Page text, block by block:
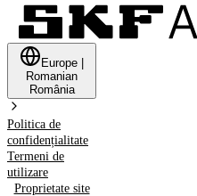
Europe
Romanian
România
Politica de
confidențialitate
Termeni de
utilizare
Proprietate site